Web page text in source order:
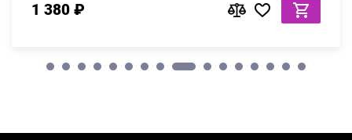
1 380 ₽